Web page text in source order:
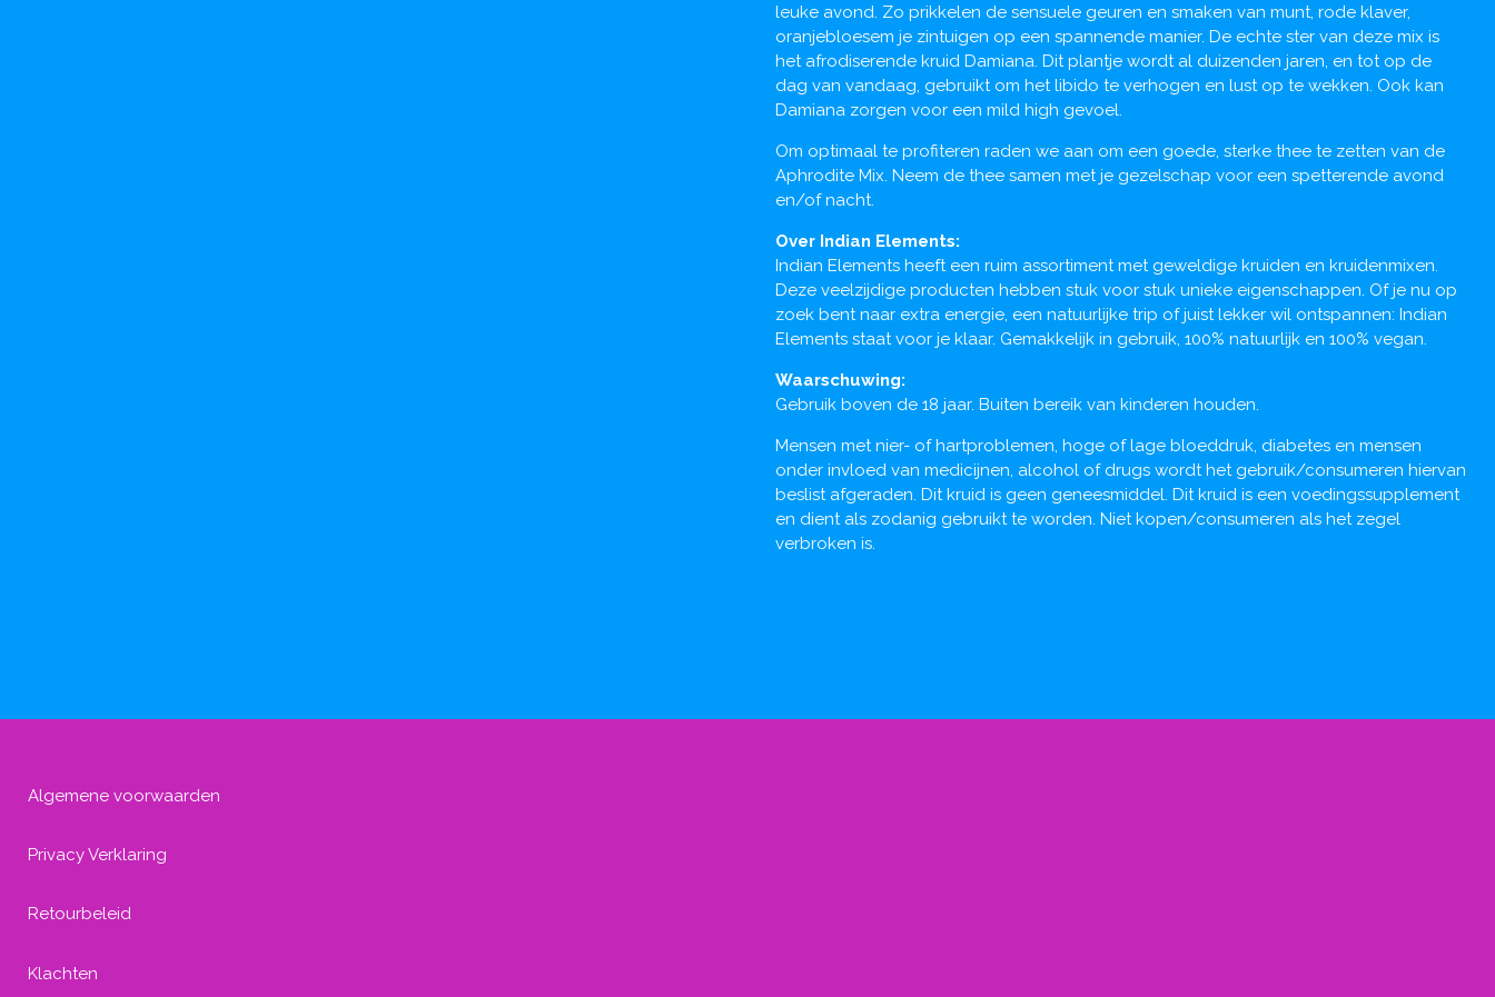
leuke avond. Zo prikkelen de sensuele geuren en smaken van munt, rode klaver,
oranjebloesem je zintuigen op een spannende manier. De echte ster van deze mix is
het afrodiserende kruid Damiana. Dit plantje wordt al duizenden jaren, en tot op de
dag van vandaag, gebruikt om het libido te verhogen en lust op te wekken. Ook kan
Damiana zorgen voor een mild high gevoel.
Om optimaal te profiteren raden we aan om een goede, sterke thee te zetten van de
Aphrodite Mix. Neem de thee samen met je gezelschap voor een spetterende avond
en/of nacht.
Over Indian Elements:
Indian Elements heeft een ruim assortiment met geweldige kruiden en kruidenmixen.
Deze veelzijdige producten hebben stuk voor stuk unieke eigenschappen. Of je nu op
zoek bent naar extra energie, een natuurlijke trip of juist lekker wil ontspannen: Indian
Elements staat voor je klaar. Gemakkelijk in gebruik, 100% natuurlijk en 100% vegan.
Waarschuwing:
Gebruik boven de 18 jaar. Buiten bereik van kinderen houden.
Mensen met nier- of hartproblemen, hoge of lage bloeddruk, diabetes en mensen
onder invloed van medicijnen, alcohol of drugs wordt het gebruik/consumeren hiervan
beslist afgeraden. Dit kruid is geen geneesmiddel. Dit kruid is een voedingssupplement
en dient als zodanig gebruikt te worden. Niet kopen/consumeren als het zegel
verbroken is.
Algemene voorwaarden
Privacy Verklaring
Retourbeleid
Klachten